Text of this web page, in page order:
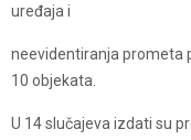
uređaja i
neevidentiranja prometa
10 objekata.
U 14 slučajeva izdati su